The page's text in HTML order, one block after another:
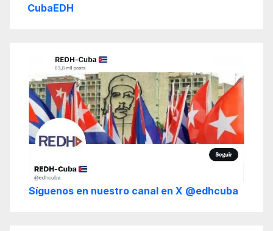
CubaEDH
Síguenos en nuestro canal en X @edhcuba